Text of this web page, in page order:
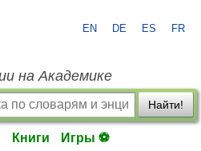
EN DE ES FR
на Академике
Найти!
Книги Игры ⚽